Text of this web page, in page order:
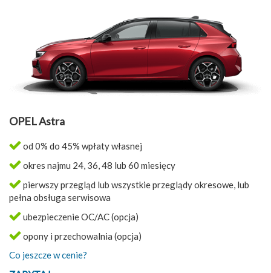
OPEL Astra
od 0% do 45% wpłaty własnej
okres najmu 24, 36, 48 lub 60 miesięcy
pierwszy przegląd lub wszystkie przeglądy okresowe, lub
pełna obsługa serwisowa
ubezpieczenie OC/AC (opcja)
opony i przechowalnia (opcja)
Co jeszcze w cenie?